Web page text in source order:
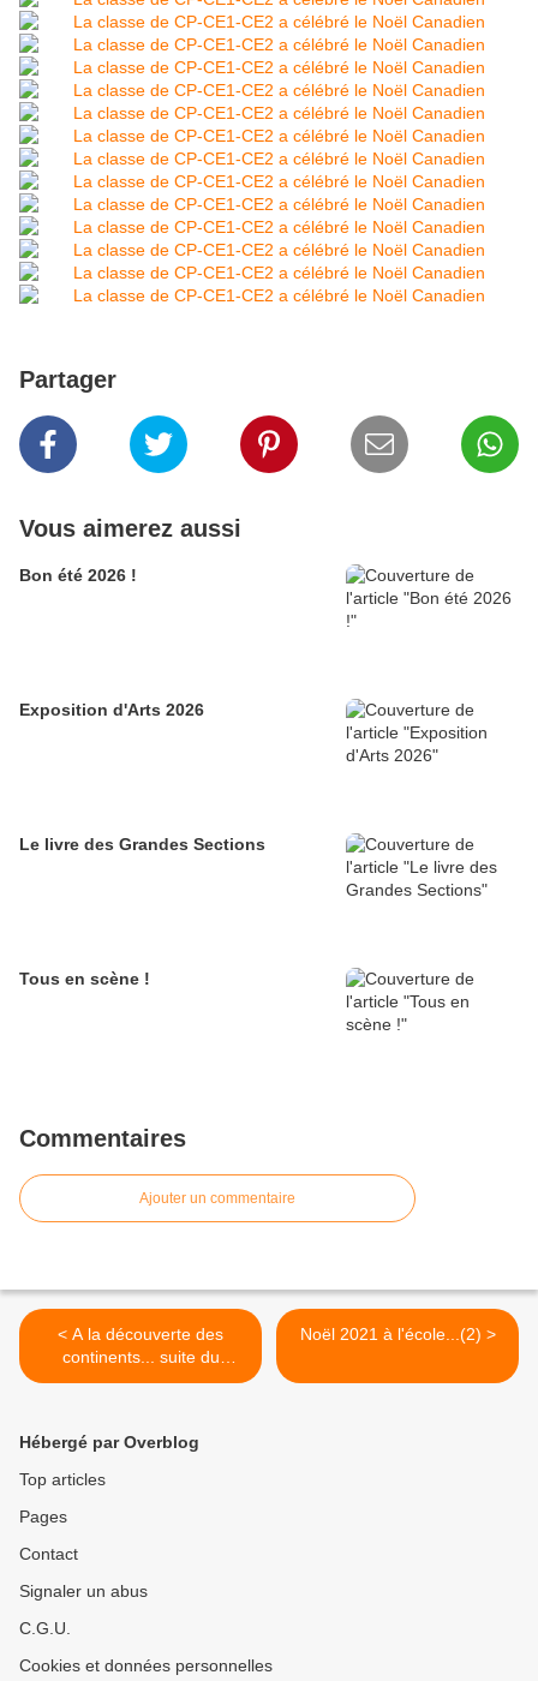
Partager
Vous aimerez aussi
Bon été 2026 !
Exposition d'Arts 2026
Le livre des Grandes Sections
Tous en scène !
Commentaires
Ajouter un commentaire
< A la découverte des
continents... suite du
voyage
Noël 2021 à l'école...(2) >
Hébergé par Overblog
Top articles
Pages
Contact
Signaler un abus
C.G.U.
Cookies et données personnelles